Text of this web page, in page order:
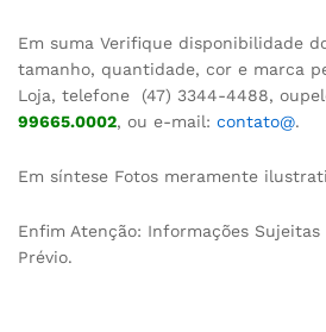
Em suma Verifique disponibilidade
tamanho, quantidade, cor e marca
Loja, telefone (47) 3344-4488,
99665.0002, ou e-mail: contato@.
Em síntese Fotos meramente
Enfim Atenção: Informações Sujeitas
Prévio.